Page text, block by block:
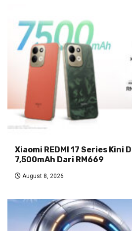
Xiaomi REDMI 17 Series Kini
7,500mAh Dari RM669
August 8, 2026